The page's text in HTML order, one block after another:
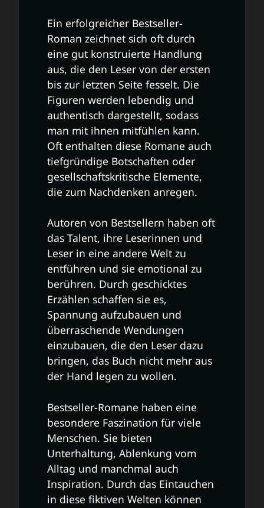
Ein erfolgreicher Bestseller-
Roman zeichnet sich oft durch
eine gut konstruierte Handlung
aus, die den Leser von der ersten
bis zur letzten Seite fesselt. Die
Figuren werden lebendig und
authentisch dargestellt, sodass
man mit ihnen mitfühlen kann.
Oft enthalten diese Romane auch
tiefgründige Botschaften oder
gesellschaftskritische Elemente,
die zum Nachdenken anregen.
Autoren von Bestsellern haben oft
das Talent, ihre Leserinnen und
Leser in eine andere Welt zu
entführen und sie emotional zu
berühren. Durch geschicktes
Erzählen schaffen sie es,
Spannung aufzubauen und
überraschende Wendungen
einzubauen, die den Leser dazu
bringen, das Buch nicht mehr aus
der Hand legen zu wollen.
Bestseller-Romane haben eine
besondere Faszination für viele
Menschen. Sie bieten
Unterhaltung, Ablenkung vom
Alltag und manchmal auch
Inspiration. Durch das Eintauchen
in diese fiktiven Welten können